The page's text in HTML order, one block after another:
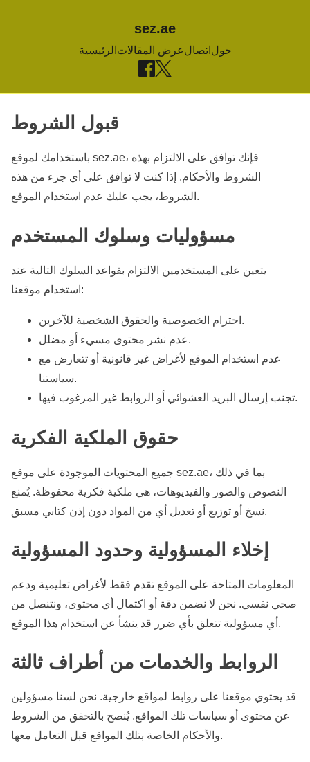
sez.ae
الرئيسية عرض المقالاتاتصال حول
قبول الشروط
باستخدامك لموقع sez.ae، فإنك توافق على الالتزام بهذه
الشروط والأحكام. إذا كنت لا توافق على أي جزء من هذه
الشروط، يجب عليك عدم استخدام الموقع.
مسؤوليات وسلوك المستخدم
يتعين على المستخدمين الالتزام بقواعد السلوك التالية عند
استخدام موقعنا:
احترام الخصوصية والحقوق الشخصية للآخرين.
عدم نشر محتوى مسيء أو مضلل.
عدم استخدام الموقع لأغراض غير قانونية أو تتعارض مع
سياستنا.
تجنب إرسال البريد العشوائي أو الروابط غير المرغوب فيها.
حقوق الملكية الفكرية
جميع المحتويات الموجودة على موقع sez.ae، بما في ذلك
النصوص والصور والفيديوهات، هي ملكية فكرية محفوظة. يُمنع
نسخ أو توزيع أو تعديل أي من المواد دون إذن كتابي مسبق.
إخلاء المسؤولية وحدود المسؤولية
المعلومات المتاحة على الموقع تقدم فقط لأغراض تعليمية ودعم
صحي نفسي. نحن لا نضمن دقة أو اكتمال أي محتوى، ونتنصل من
أي مسؤولية تتعلق بأي ضرر قد ينشأ عن استخدام هذا الموقع.
الروابط والخدمات من أطراف ثالثة
قد يحتوي موقعنا على روابط لمواقع خارجية. نحن لسنا مسؤولين
عن محتوى أو سياسات تلك المواقع. يُنصح بالتحقق من الشروط
والأحكام الخاصة بتلك المواقع قبل التعامل معها.